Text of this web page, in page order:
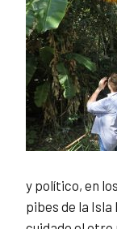
y político, en
pibes de la